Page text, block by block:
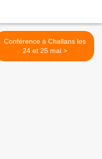
Conférence à Challans les
24 et 25 mai >